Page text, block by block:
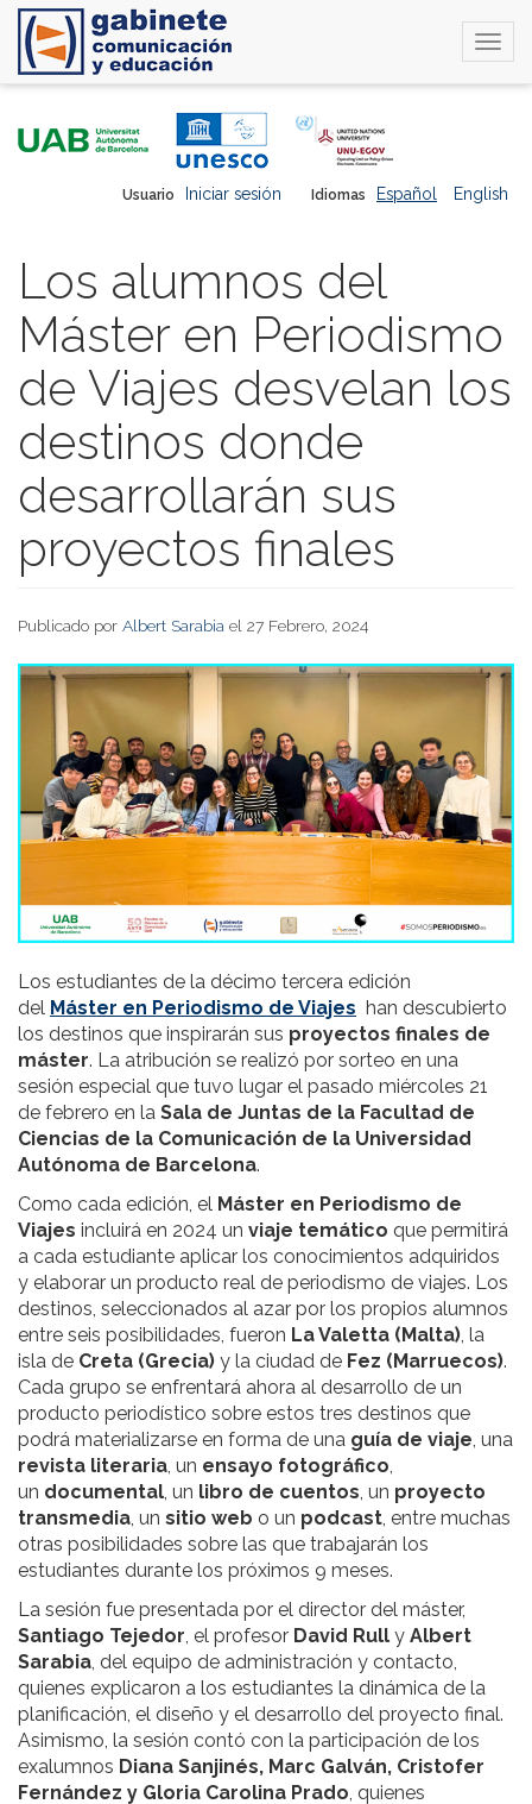
Idiomas Español English
Usuario Iniciar sesión
Los alumnos del
Máster en Periodismo
de Viajes desvelan los
destinos donde
desarrollarán sus
proyectos finales
Publicado por Albert Sarabia el 27 Febrero, 2024
Los estudiantes de la décimo tercera edición
del Máster en Periodismo de Viajes han descubierto
los destinos que inspirarán sus proyectos finales de
máster. La atribución se realizó por sorteo en una
sesión especial que tuvo lugar el pasado miércoles 21
de febrero en la Sala de Juntas de la Facultad de
Ciencias de la Comunicación de la Universidad
Autónoma de Barcelona.
Como cada edición, el Máster en Periodismo de
Viajes incluirá en 2024 un viaje temático que permitirá
a cada estudiante aplicar los conocimientos adquiridos
y elaborar un producto real de periodismo de viajes. Los
destinos, seleccionados al azar por los propios alumnos
entre seis posibilidades, fueron La Valetta (Malta), la
isla de Creta (Grecia) y la ciudad de Fez (Marruecos).
Cada grupo se enfrentará ahora al desarrollo de un
producto periodístico sobre estos tres destinos que
podrá materializarse en forma de una guía de viaje, una
revista literaria, un ensayo fotográfico,
un documental, un libro de cuentos, un proyecto
transmedia, un sitio web o un podcast, entre muchas
otras posibilidades sobre las que trabajarán los
estudiantes durante los próximos 9 meses.
La sesión fue presentada por el director del máster,
Santiago Tejedor, el profesor David Rull y Albert
Sarabia, del equipo de administración y contacto,
quienes explicaron a los estudiantes la dinámica de la
planificación, el diseño y el desarrollo del proyecto final.
Asimismo, la sesión contó con la participación de los
exalumnos Diana Sanjinés, Marc Galván, Cristofer
Fernández y Gloria Carolina Prado, quienes